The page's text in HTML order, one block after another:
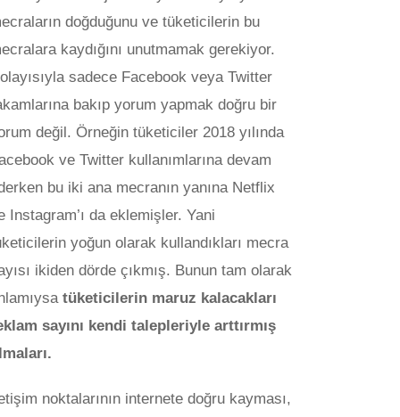
doğduğunu ve tüketicilerin bu
kaydığını unutmamak gerekiyor.
sadece Facebook veya Twitter
bakıp yorum yapmak doğru bir
değil. Örneğin tüketiciler 2018 yılında
ve Twitter kullanımlarına devam
bu iki ana mecranın yanına Netflix
Instagram’ı da eklemişler. Yani
yoğun olarak kullandıkları mecra
ikiden dörde çıkmış. Bunun tam olarak
tüketicilerin maruz kalacakları
sayını kendi talepleriyle arttırmış
noktalarının internete doğru kayması,